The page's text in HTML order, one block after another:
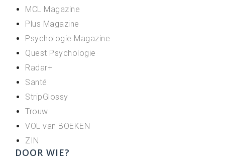
MCL Magazine
Plus Magazine
Psychologie Magazine
Quest Psychologie
Radar+
Santé
StripGlossy
Trouw
VOL van BOEKEN
ZIN
DOOR WIE?